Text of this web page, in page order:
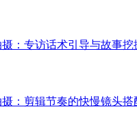
：专访话术引导与故事挖
：剪辑节奏的快慢镜头搭